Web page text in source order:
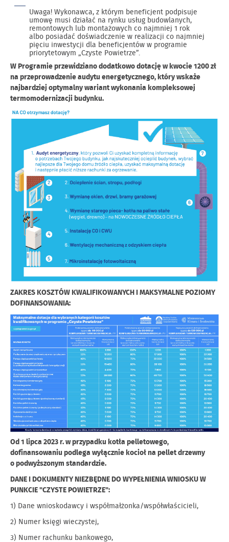
Uwaga! Wykonawca, z którym beneficjent podpisuje
umowę musi działać na rynku usług budowlanych,
remontowych lub montażowych co najmniej 1 rok
albo posiadać doświadczenie w realizacji co najmniej
pięciu inwestycji dla beneficjentów w programie
priorytetowym „Czyste Powietrze”.
W Programie przewidziano dodatkowo dotację w kwocie 1200 zł
na przeprowadzenie audytu energetycznego, który wskaże
najbardziej optymalny wariant wykonania kompleksowej
termomodernizacji budynku.
ZAKRES KOSZTÓW KWALIFIKOWANYCH I MAKSYMALNE POZIOMY
DOFINANSOWANIA:
Od 1 lipca 2023 r. w przypadku kotła pelletowego,
dofinansowaniu podlega wyłącznie kocioł na pellet drzewny
o podwyższonym standardzie.
DANE I DOKUMENTY NIEZBĘDNE DO WYPEŁNIENIA WNIOSKU W
PUNKCIE "CZYSTE POWIETRZE":
1) Dane wnioskodawcy i współmałżonka/współwłaścicieli,
2) Numer księgi wieczystej,
3) Numer rachunku bankowego,